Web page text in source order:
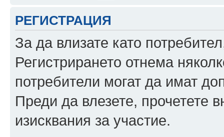
РЕГИСТРАЦИЯ
За да влизате като
Регистрирането отнема
потребители могат да имат
Преди да влезете, прочетете
изисквания за участие.